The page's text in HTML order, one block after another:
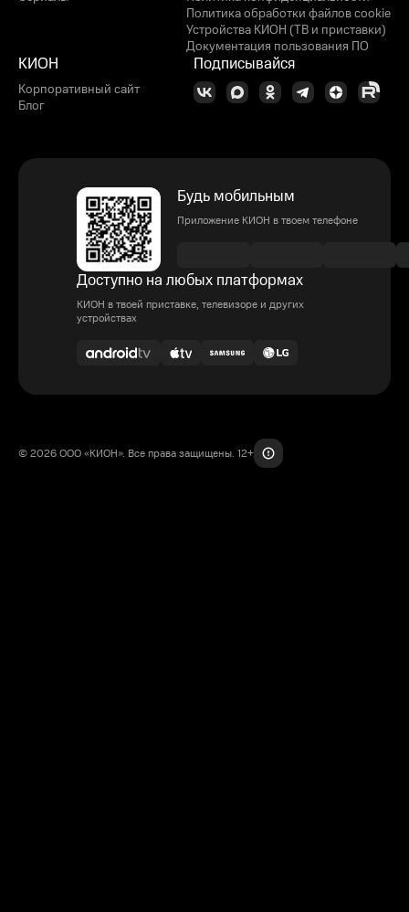
Политика обработки файлов cookie
Устройства КИОН (ТВ и приставки)
Документация пользования ПО
КИОН
Корпоративный сайт
Блог
Подписывайся
Будь мобильным
Приложение КИОН в твоем телефоне
Доступно на любых платформах
КИОН в твоей приставке, телевизоре и других
устройствах
© 2026 ООО «КИОН». Все права защищены. 12+